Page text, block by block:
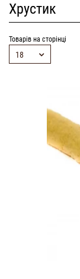
Хрустик
Товарів на сторінці
18